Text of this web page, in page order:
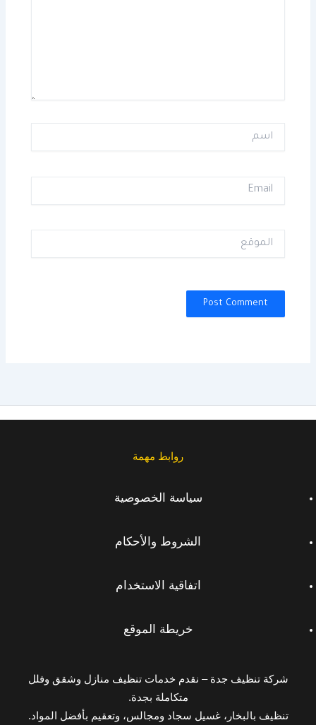
اسم
Email
الموقع
روابط مهمة
سياسة الخصوصية
الشروط والأحكام
اتفاقية الاستخدام
خريطة الموقع
شركة تنظيف جدة – نقدم خدمات تنظيف منازل وشقق وفلل
متكاملة بجدة.
تنظيف بالبخار، غسيل سجاد ومجالس، وتعقيم بأفضل المواد.